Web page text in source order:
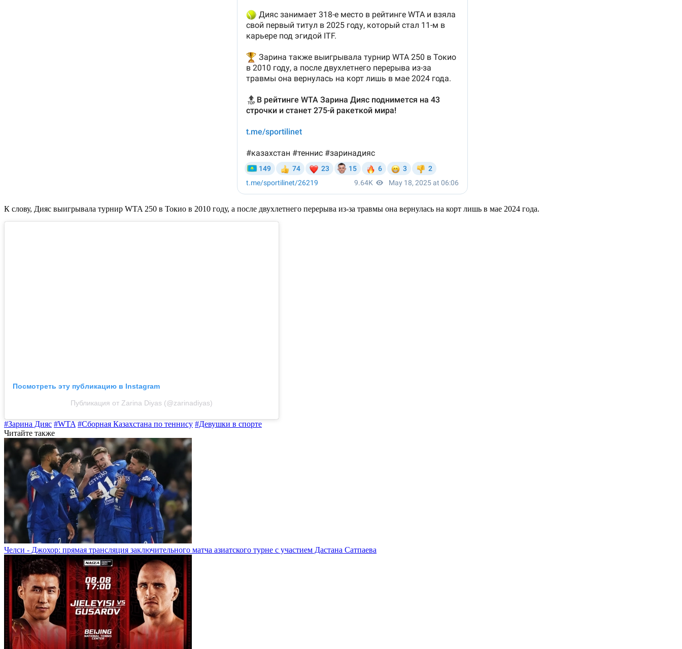
К слову, Дияс выигрывала турнир WTA 250 в Токио в 2010 году, а после двухлетнего перерыва из-за травмы она вернулась на корт лишь в мае 2024 года.
Посмотреть эту публикацию в Instagram
Публикация от Zarina Diyas (@zarinadiyas)
#Зарина Дияс #WTA #Сборная Казахстана по теннису #Девушки в спорте
Читайте также
Челси - Джохор: прямая трансляция заключительного матча азиатского турне с участием Дастана Сатпаева